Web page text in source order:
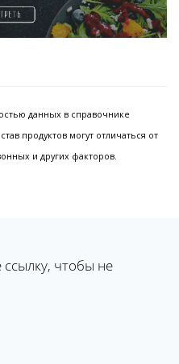
данных в справочнике
продуктов могут отличаться от
и других факторов.
чтобы не